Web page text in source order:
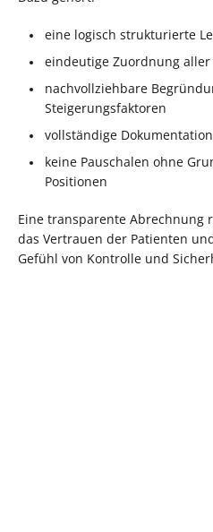
eine logisch strukturierte
eindeutige Zuordnung aller
nachvollziehbare
Steigerungsfaktoren
vollständige
keine Pauschalen ohne
Positionen
Eine transparente Abrechnung
das Vertrauen der Patienten
Gefühl von Kontrolle und